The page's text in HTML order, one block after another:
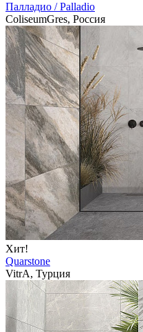
Палладио / Palladio
ColiseumGres, Россия
Хит!
Quarstone
VitrA, Турция